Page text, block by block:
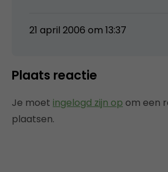
21 april 2006 om 13:37
Plaats reactie
Je moet ingelogd zijn op om een
plaatsen.